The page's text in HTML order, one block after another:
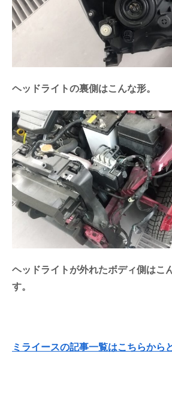
ヘッドライトの裏側はこんな形。
ヘッドライトが外れたボディ側はこ
す。
ミライースの記事一覧はこちらから